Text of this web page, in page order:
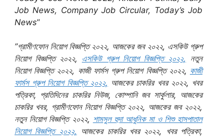
Job News, Company Job Circular, Today’s Job
News“
”গ্রামীণফোন নিয়োগ বিজ্ঞপ্তি ২০২২, আজকের জব ২০২২, এসকিউ গ্রুপ
নিয়োগ বিজ্ঞপ্তি ২০২২, এসকিউ গ্রুপ নিয়োগ বিজ্ঞপ্তি ২০২২, নতুন
নিয়োগ বিজ্ঞপ্তি ২০২২, কাজী ফার্মস গ্রুপ নিয়োগ বিজ্ঞপ্তি ২০২২, কাজী
ফার্মস গ্রুপ নিয়োগ বিজ্ঞপ্তি ২০২২, আজকের চাকরির খবর ২০২২, খবর
পত্রিকা, প্রতিদিনের চাকরির নিউজ, কোম্পানি জব সার্কুলার, আজকের
চাকরির খবর, গ্রামীণফোন নিয়োগ বিজ্ঞপ্তি ২০২২, আজকের জব ২০২২,
নতুন নিয়োগ বিজ্ঞপ্তি ২০২২, শামসুল হুদা আধুনিক মা ও শিশু হাসপাতাল
নিয়োগ বিজ্ঞপ্তি ২০২২, আজকের চাকরির খবর ২০২২, খবর পত্রিকা,